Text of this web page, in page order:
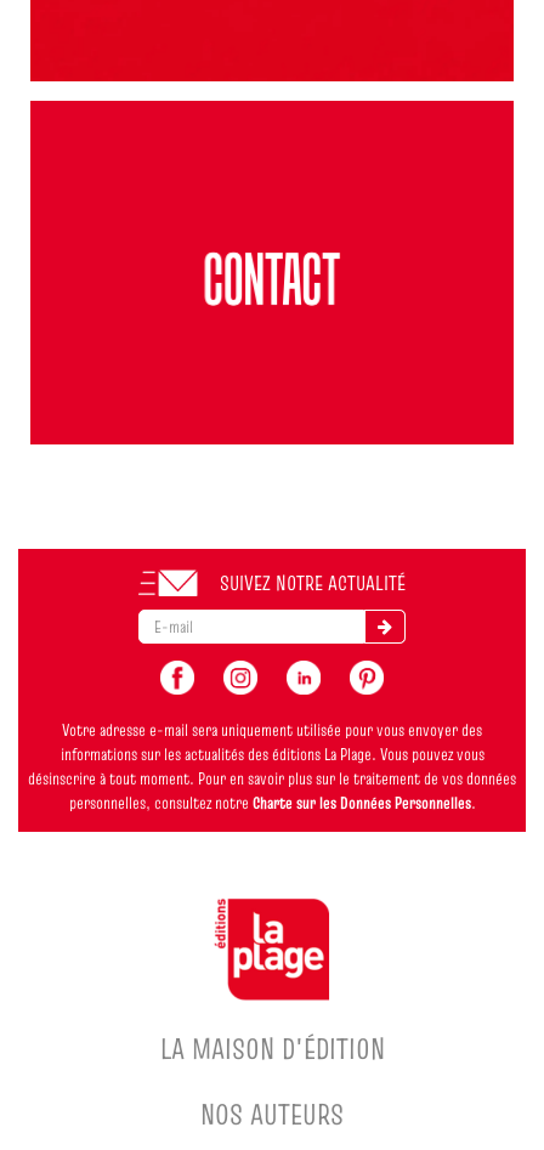
SUIVEZ NOTRE ACTUALITÉ
Votre adresse e-mail sera uniquement utilisée pour vous envoyer des
informations sur les actualités des éditions La Plage. Vous pouvez vous
désinscrire à tout moment. Pour en savoir plus sur le traitement de vos données
personnelles, consultez notre Charte sur les Données Personnelles.
LA MAISON D'ÉDITION
NOS AUTEURS